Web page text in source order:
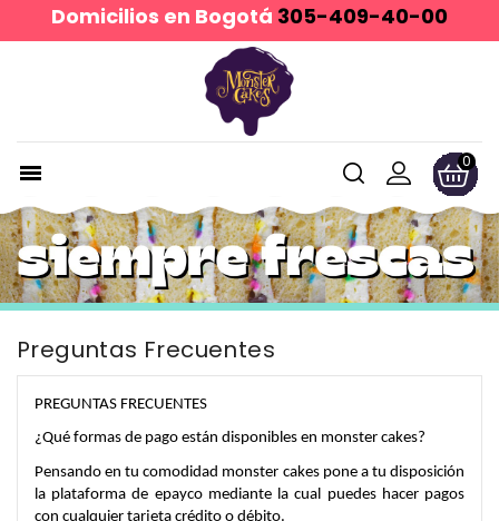
Domicilios en Bogotá 305-409-40-00
 0
Preguntas Frecuentes
PREGUNTAS FRECUENTES
¿Qué formas de pago están disponibles en monster cakes?
Pensando en tu comodidad monster cakes pone a tu disposición
la plataforma de epayco mediante la cual puedes hacer pagos
con cualquier tarjeta crédito o débito.